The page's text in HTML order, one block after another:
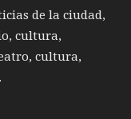
de la ciudad,
cultura,
cultura,